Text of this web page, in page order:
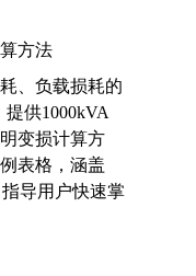
方法
、负载损耗的
提供1000kVA
变损计算方
表格，涵盖
导用户快速掌